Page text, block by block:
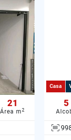
21
Área m 2
Casa
5